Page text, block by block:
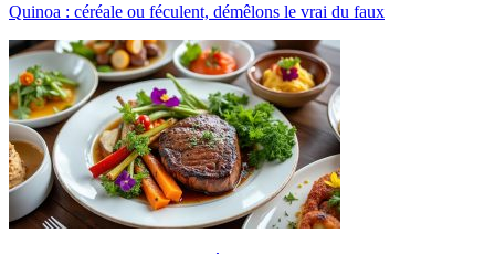
Quinoa : céréale ou féculent, démêlons le vrai du faux